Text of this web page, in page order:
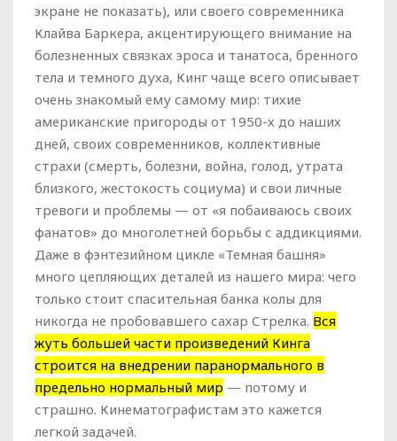
экране не показать), или своего современника
Клайва Баркера, акцентирующего внимание на
болезненных связках эроса и танатоса, бренного
тела и темного духа, Кинг чаще всего описывает
очень знакомый ему самому мир: тихие
американские пригороды от 1950-х до наших
дней, своих современников, коллективные
страхи (смерть, болезни, война, голод, утрата
близкого, жестокость социума) и свои личные
тревоги и проблемы — от «я побаиваюсь своих
фанатов» до многолетней борьбы с аддикциями.
Даже в фэнтезийном цикле «Темная башня»
много цепляющих деталей из нашего мира: чего
только стоит спасительная банка колы для
никогда не пробовавшего сахар Стрелка. Вся
жуть большей части произведений Кинга
строится на внедрении паранормального в
предельно нормальный мир — потому и
страшно. Кинематографистам это кажется
легкой задачей.